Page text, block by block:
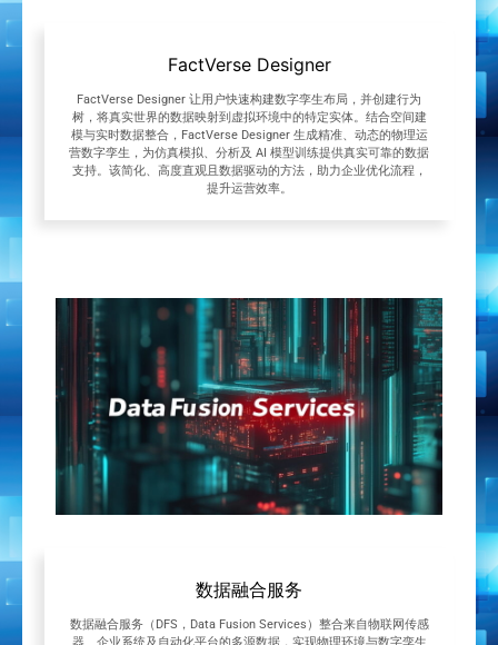
FactVerse Designer
FactVerse Designer 让用户快速构建数字孪生布局，并创建行为
树，将真实世界的数据映射到虚拟环境中的特定实体。结合空间建
模与实时数据整合，FactVerse Designer 生成精准、动态的物理运
营数字孪生，为仿真模拟、分析及 AI 模型训练提供真实可靠的数据
支持。该简化、高度直观且数据驱动的方法，助力企业优化流程，
提升运营效率。
数据融合服务
数据融合服务（DFS，Data Fusion Services）整合来自物联网传感